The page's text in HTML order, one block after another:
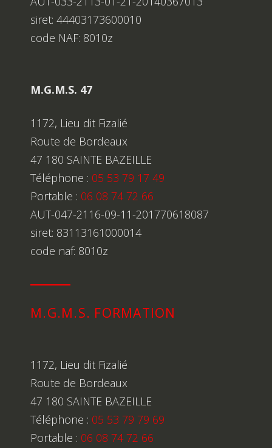
siret: 44403173600010
code NAF: 8010z
M.G.M.S. 47
1172, Lieu dit Fizalié
Route de Bordeaux
47 180 SAINTE BAZEILLE
Téléphone : 05 53 79 17 49
Portable : 06 08 74 72 66
AUT-047-2116-09-11-201770618087
siret: 83113161000014
code naf: 8010z
M.G.M.S. FORMATION
1172, Lieu dit Fizalié
Route de Bordeaux
47 180 SAINTE BAZEILLE
Téléphone : 05 53 79 79 69
Portable : 06 08 74 72 66